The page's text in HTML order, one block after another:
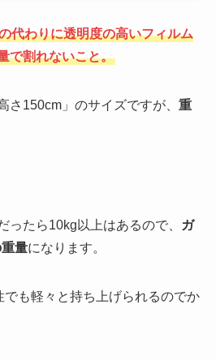
代わりに透明度の高いフィルム
で割れないこと。
さ150cm」のサイズですが、 重
ったら10kg以上はあるので、
ガ
量になります。
も軽々と持ち上げられるのでか